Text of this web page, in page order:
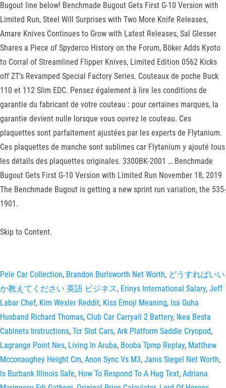
Bugout line below! Benchmade Bugout Gets First G-10 Version with
Limited Run, Steel Will Surprises with Two More Knife Releases,
Amare Knives Continues to Grow with Latest Releases, Sal Glesser
Shares a Piece of Spyderco History on the Forum, Böker Adds Kyoto
to Corral of Streamlined Flipper Knives, Limited Edition 0562 Kicks
off ZT’s Revamped Special Factory Series. Couteaux de poche Buck
110 et 112 Slim EDC. Pensez également à lire les conditions de
garantie du fabricant de votre couteau : pour certaines marques, la
garantie devient nulle lorsque vous ouvrez le couteau. Ces
plaquettes sont parfaitement ajustées par les experts de Flytanium.
Ces plaquettes de manche sont sublimes car Flytanium y ajouté tous
les détails des plaquettes originales. 3300BK-2001 … Benchmade
Bugout Gets First G-10 Version with Limited Run November 18, 2019
The Benchmade Bugout is getting a new sprint run variation, the 535-
1901.
Skip to Content.
Pele Car Collection, Brandon Burlsworth Net Worth, どうすればいい
か教えてください 英語 ビジネス, Erinys International Salary, Jeff
Labar Chef, Kim Wexler Reddit, Kiss Emoji Meaning, Isa Guha
Husband Richard Thomas, Club Car Carryall 2 Battery, Ikea Besta
Cabinets Instructions, Tcr Slot Cars, Ark Platform Saddle Cryopod,
Lagrange Point Nes, Living In Aruba, Booba Tpmp Replay, Matthew
Mcconaughey Height Cm, Anon Sync Vs M3, Janis Siegel Net Worth,
Is Burbank Illinois Safe, How To Respond To A Hug Text, Adriana